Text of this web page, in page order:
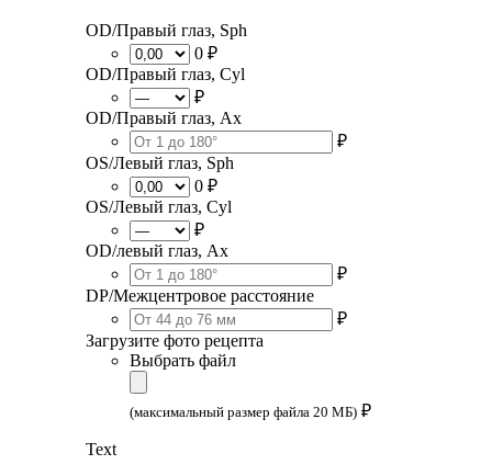
OD/Правый глаз, Sph
0 ₽
OD/Правый глаз, Cyl
₽
OD/Правый глаз, Ax
₽
OS/Левый глаз, Sph
0 ₽
OS/Левый глаз, Cyl
₽
OD/левый глаз, Ax
₽
DP/Межцентровое расстояние
₽
Загрузите фото рецепта
Выбрать файл
(максимальный размер файла 20 МБ) ₽
Text